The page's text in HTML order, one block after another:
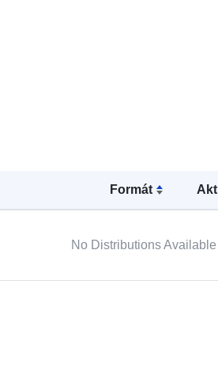
Formát
No Distributions Available